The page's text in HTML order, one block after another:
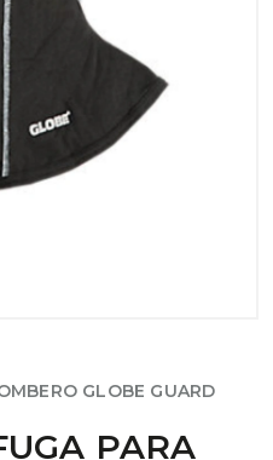
GLOBE GUARD
PARA